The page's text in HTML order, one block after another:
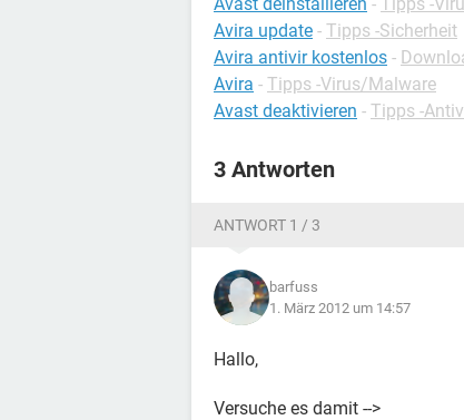
Avira update - Tipps -Sicherheit
Avira antivir kostenlos -
Avira - Tipps -Virus/Malware
Avast deaktivieren - Tipps -
3 Antworten
ANTWORT 1 / 3
barfuss
1. März 2012 um 14:57
Hallo,
Versuche es damit -->